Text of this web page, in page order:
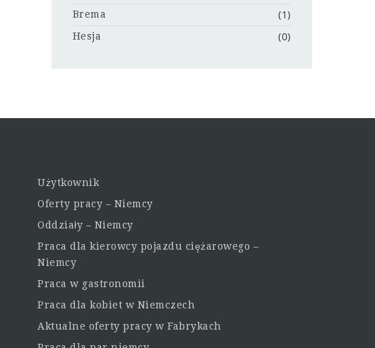
Brema (1)
Hesja (0)
Użytkownik
Oferty pracy – Niemcy
Oddziały – Niemcy
Praca dla kierowcy pojazdu ciężarowego –
Niemcy
Praca w gastronomii
Praca dla kobiet w Niemczech
Aktualne oferty pracy w Fabrykach